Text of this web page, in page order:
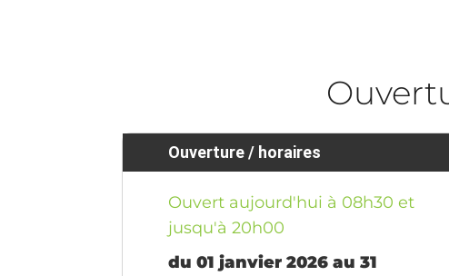
Ouverture / horaires
Ouvert aujourd'hui à 08h30 et
jusqu'à 20h00
du 01 janvier 2026 au 31